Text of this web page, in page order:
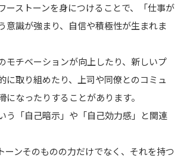
ーストーンを身につけることで、「仕事が
意識が強まり、自信や積極性が生まれま
モチベーションが向上したり、新しいプ
に取り組めたり、上司や同僚とのコミュ
になったりすることがあります。
う「自己暗示」や「自己効力感」と関連
ーンそのものの力だけでなく、それを持つ